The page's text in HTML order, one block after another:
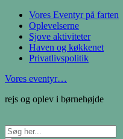
Vores Eventyr på farten
Oplevelserne
Sjove aktiviteter
Haven og køkkenet
Privatlivspolitik
Vores eventyr…
rejs og oplev i børnehøjde